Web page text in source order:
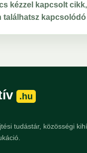
kézzel kapcsolt
találhatsz
.hu
tudástár, közösségi